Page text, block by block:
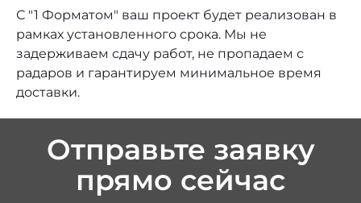
С "1 Форматом" ваш проект будет реализован в
рамках установленного срока. Мы не
задерживаем сдачу работ, не пропадаем с
радаров и гарантируем минимальное время
доставки.
Отправьте заявку
прямо сейчас